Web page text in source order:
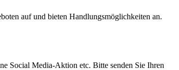
auf und bieten Handlungsmöglichkeiten an.
Social Media-Aktion etc. Bitte senden Sie Ihren